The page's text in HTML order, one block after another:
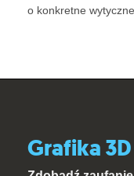
o konkretne
Grafika 3D